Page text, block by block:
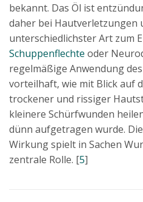
bekannt. Das Öl ist
daher bei Hautverletzungen
unterschiedlichster Art zum
Schuppenflechte oder
regelmäßige Anwendung
vorteilhaft, wie mit Blick auf
trockener und rissiger
kleinere Schürfwunden
dünn aufgetragen wurde.
Wirkung spielt in Sachen
zentrale Rolle. [5]